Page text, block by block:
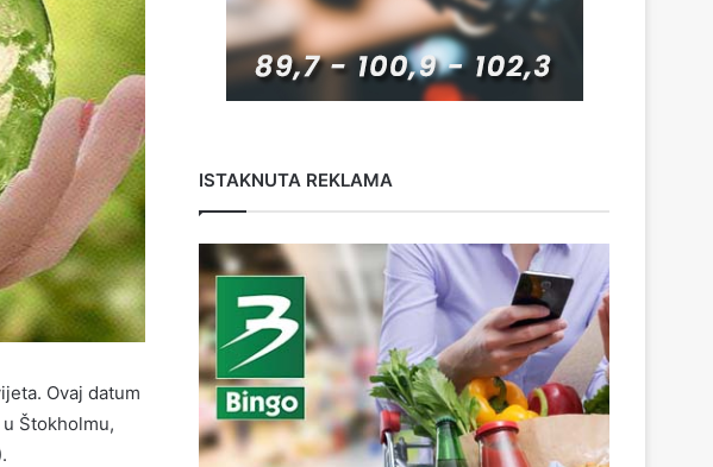
Ovaj datum
Štokholmu,
ISTAKNUTA REKLAMA